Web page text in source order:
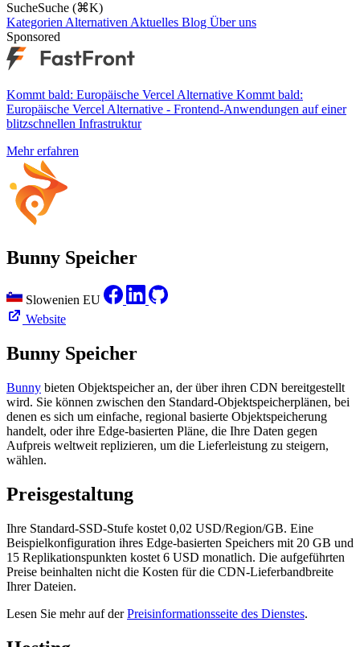
SucheSuche (⌘K)
Kategorien Alternativen Aktuelles Blog Über uns
Sponsored
Kommt bald: Europäische Vercel Alternative Kommt bald:
Europäische Vercel Alternative - Frontend-Anwendungen auf einer
blitzschnellen Infrastruktur
Mehr erfahren
Bunny Speicher
Slowenien EU
Website
Bunny Speicher
Bunny bieten Objektspeicher an, der über ihren CDN bereitgestellt
wird. Sie können zwischen den Standard-Objektspeicherplänen, bei
denen es sich um einfache, regional basierte Objektspeicherung
handelt, oder ihre Edge-basierten Pläne, die Ihre Daten gegen
Aufpreis weltweit replizieren, um die Lieferleistung zu steigern,
wählen.
Preisgestaltung
Ihre Standard-SSD-Stufe kostet 0,02 USD/Region/GB. Eine
Beispielkonfiguration ihres Edge-basierten Speichers mit 20 GB und
15 Replikationspunkten kostet 6 USD monatlich. Die aufgeführten
Preise beinhalten nicht die Kosten für die CDN-Lieferbandbreite
Ihrer Dateien.
Lesen Sie mehr auf derPreisinformationsseite des Dienstes.